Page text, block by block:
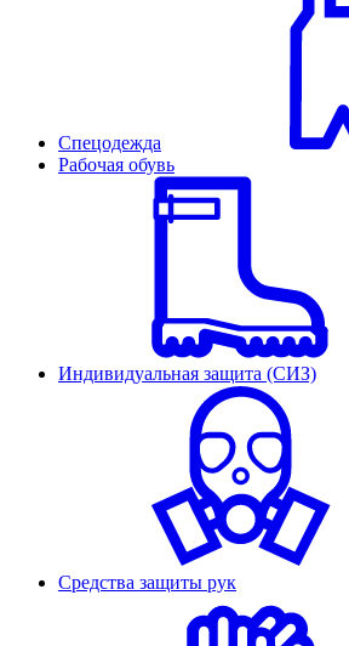
Спецодежда
Рабочая обувь
Индивидуальная защита (СИЗ)
Средства защиты рук